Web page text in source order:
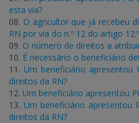
esta via?
08. O agricultor que já recebeu
RN por via do n.º 12 do artigo
09. O número de direitos a
10. É necessário o beneficiário
11. Um beneficiário
direitos da RN?
12. Um beneficiário apresentou
13. Um beneficiário apresentou
direitos da RN?